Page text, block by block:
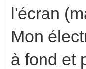
l'écran
Mon
à fond et